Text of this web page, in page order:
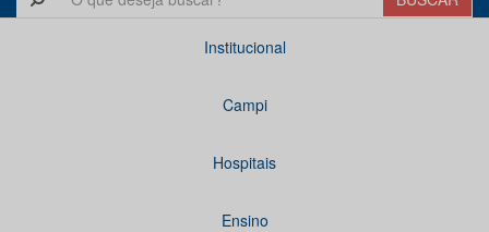
Institucional
Campi
Hospitais
Ensino